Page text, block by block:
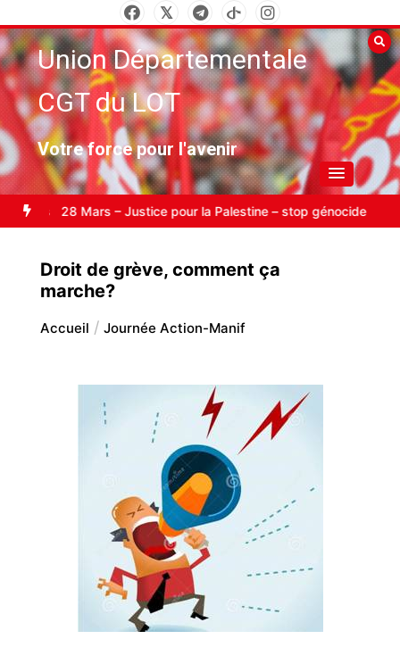
au
contenuUnion Départementale
CGT du LOT
Votre force pour l'avenir
internationale SALON DU LIVRE SOCIAL Carburant :
Droit de grève, comment ça
marche?
Accueil Journée Action-Manif